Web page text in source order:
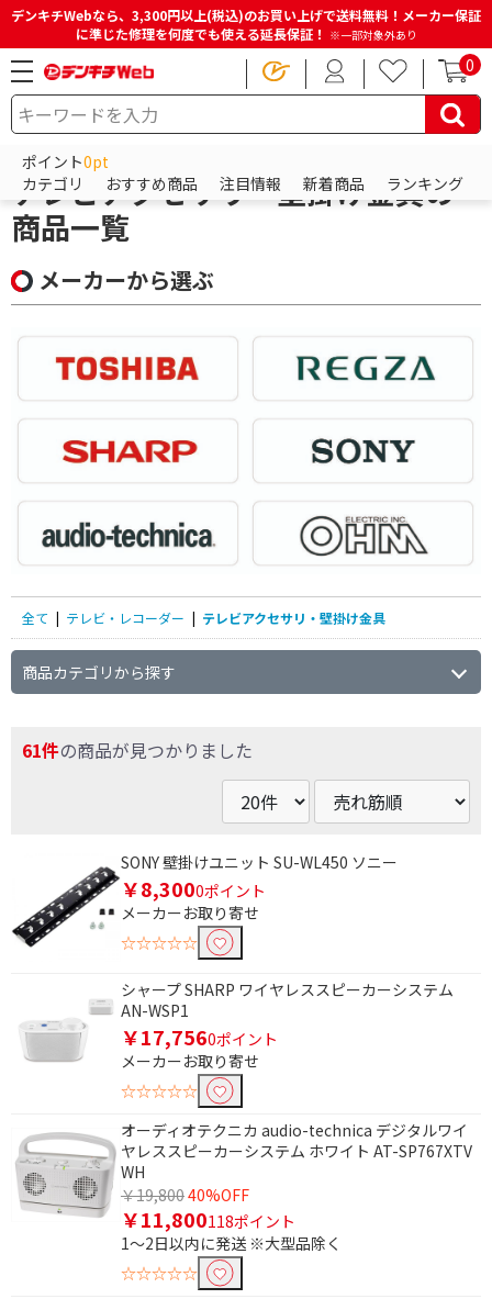
デンキチWebなら、3,300円以上(税込)のお買い上げで送料無料！メーカー保証
に準じた修理を何度でも使える延長保証！ ※一部対象外あり
0
ポイント0pt
カテゴリ
おすすめ商品 注目情報 新着商品 ランキング
HOME 商品一覧ページ テレビ・レコーダー
テレビアクセサリ・壁掛け金具の
商品一覧
メーカーから選ぶ
全て | テレビ・レコーダー | テレビアクセサリ・壁掛け金具
商品カテゴリから探す
61件の商品が見つかりました
SONY 壁掛けユニット SU-WL450 ソニー
￥8,3000ポイント
メーカーお取り寄せ
☆☆☆☆☆
シャープ SHARP ワイヤレススピーカーシステム
AN-WSP1
￥17,7560ポイント
メーカーお取り寄せ
☆☆☆☆☆
オーディオテクニカ audio-technica デジタルワイ
ヤレススピーカーシステム ホワイト AT-SP767XTV
WH
￥19,80040%OFF
￥11,800118ポイント
1～2日以内に発送 ※大型品除く
☆☆☆☆☆